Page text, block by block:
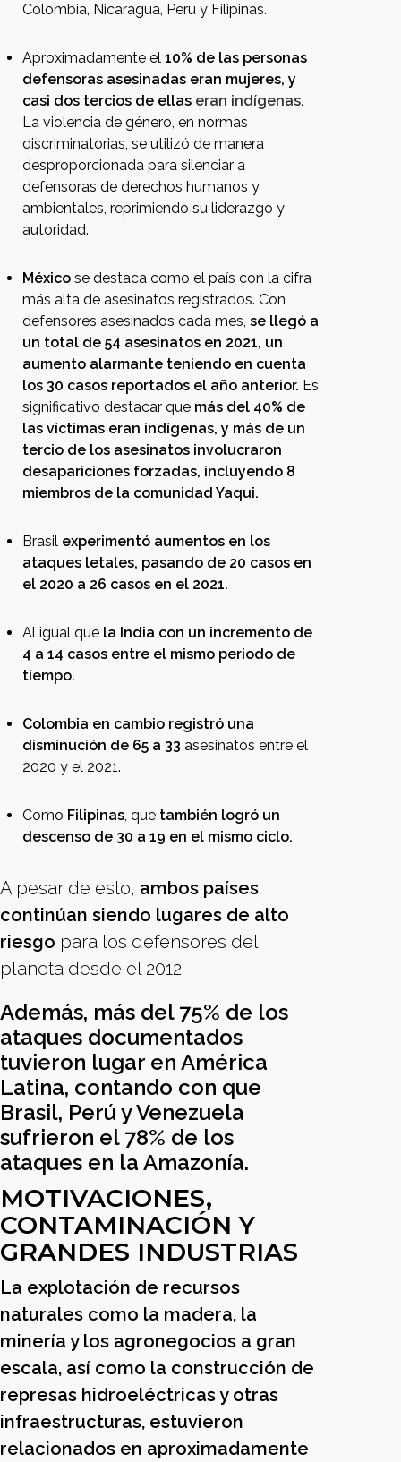
Colombia, Nicaragua, Perú y Filipinas.
Aproximadamente el 10% de las personas
defensoras asesinadas eran mujeres, y
casi dos tercios de ellas eran indígenas.
La violencia de género, en normas
discriminatorias, se utilizó de manera
desproporcionada para silenciar a
defensoras de derechos humanos y
ambientales, reprimiendo su liderazgo y
autoridad.
México se destaca como el país con la cifra
más alta de asesinatos registrados. Con
defensores asesinados cada mes, se llegó a
un total de 54 asesinatos en 2021, un
aumento alarmante teniendo en cuenta
los 30 casos reportados el año anterior. Es
significativo destacar que más del 40% de
las víctimas eran indígenas, y más de un
tercio de los asesinatos involucraron
desapariciones forzadas, incluyendo 8
miembros de la comunidad Yaqui.
Brasil experimentó aumentos en los
ataques letales, pasando de 20 casos en
el 2020 a 26 casos en el 2021.
Al igual que la India con un incremento de
4 a 14 casos entre el mismo periodo de
tiempo.
Colombia en cambio registró una
disminución de 65 a 33 asesinatos entre el
2020 y el 2021.
Como Filipinas, que también logró un
descenso de 30 a 19 en el mismo ciclo.
A pesar de esto, ambos países
continúan siendo lugares de alto
riesgo para los defensores del
planeta desde el 2012.
Además, más del 75% de los
ataques documentados
tuvieron lugar en América
Latina, contando con que
Brasil, Perú y Venezuela
sufrieron el 78% de los
ataques en la Amazonía.
MOTIVACIONES,
CONTAMINACIÓN Y
GRANDES INDUSTRIAS
La explotación de recursos
naturales como la madera, la
minería y los agronegocios a gran
escala, así como la construcción de
represas hidroeléctricas y otras
infraestructuras, estuvieron
relacionados en aproximadamente